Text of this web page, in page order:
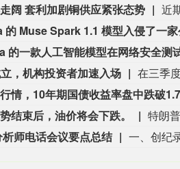
阔 套利加剧铜供应紧张态势
，机构投资者加速入场
情，10年期国债收益率盘中跌破
结束后，油价将会下跌。
师电话会议要点总结